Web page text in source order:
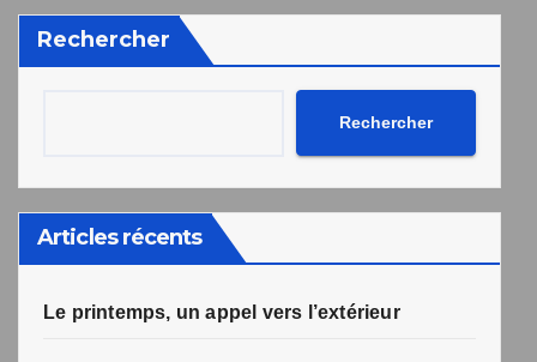
Rechercher
Rechercher
Articles récents
Le printemps, un appel vers l’extérieur
désabonnement intégré dans la newsletter.
Une erreur est survenue lors de la soumission du
Votre inscription a bien été prise en compte, et le livre
d'ici quelques secondes à l'adresse e-mail que vous